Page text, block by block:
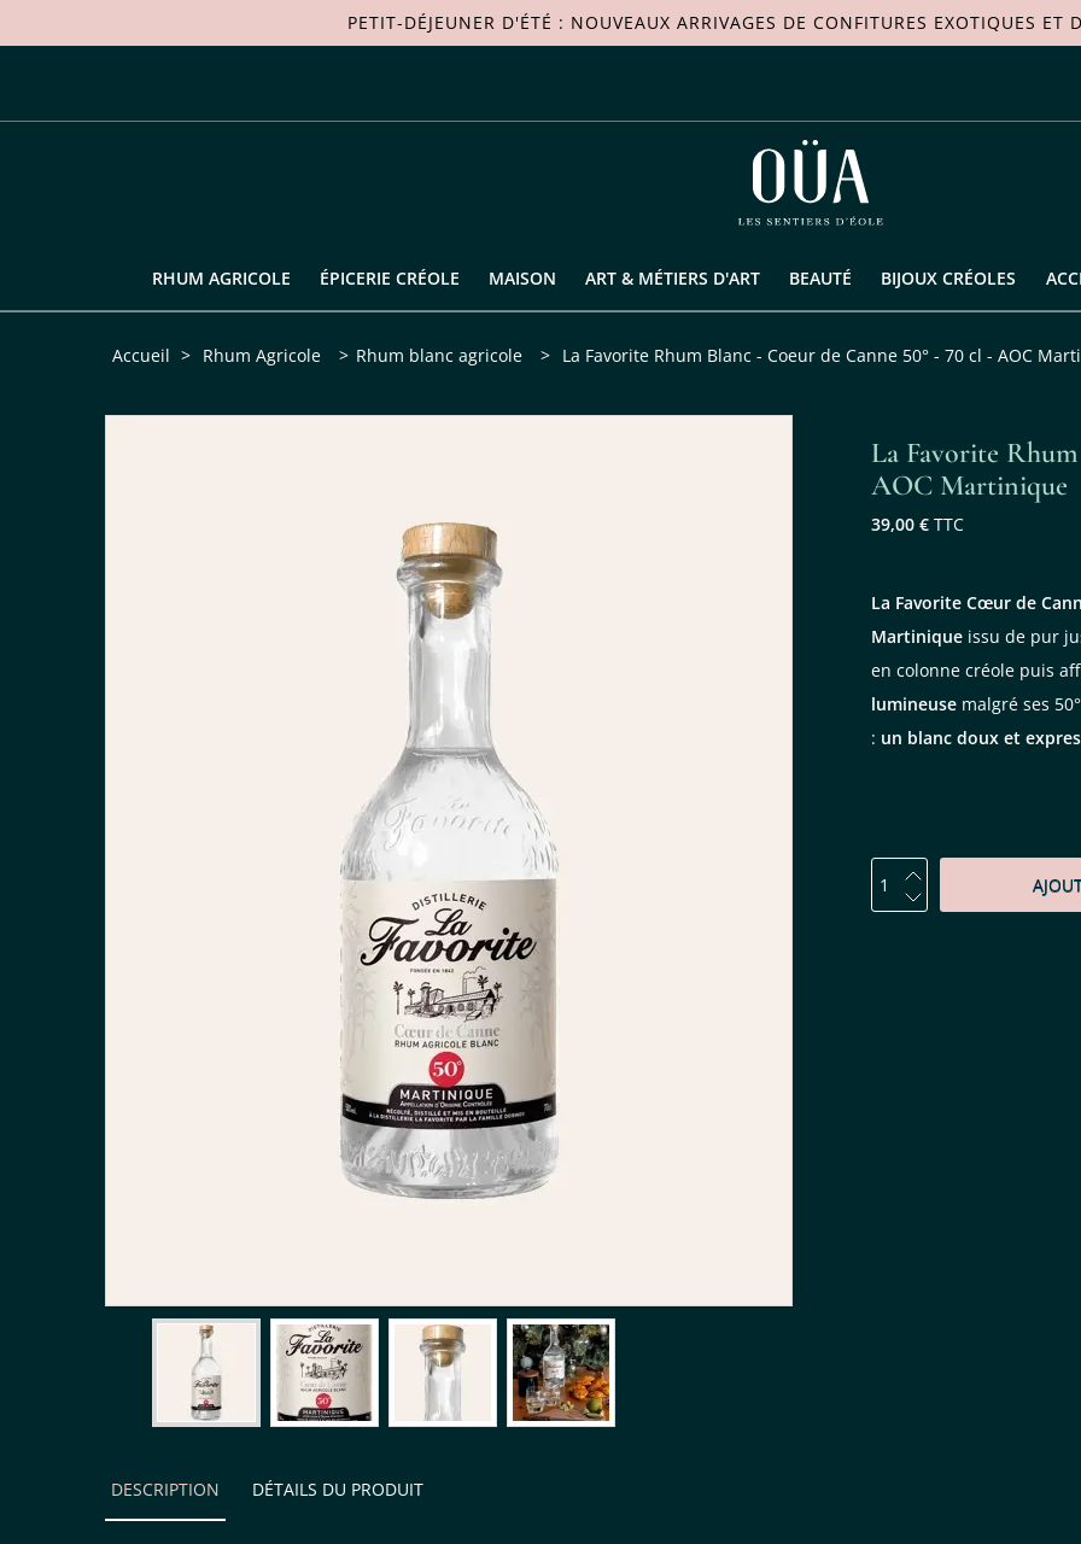
PETIT-DÉJEUNER D'ÉTÉ : NOUVEAUX ARRIVAGES DE CONFITURES EXOTIQUES ET
RHUM AGRICOLE ÉPICERIE CRÉOLE MAISON ART & MÉTIERS D'ART BEAUTÉ BIJOUX CRÉOLES
Accueil > Rhum Agricole > Rhum blanc agricole > La Favorite Rhum Blanc - Coeur de Canne 50° - 70 cl - AOC
La Favorite
AOC Martinique
39,00 € TTC
La Favorite Cœur de
Martinique issu de pur
en colonne créole puis
lumineuse malgré ses
: un blanc doux et
DESCRIPTION DÉTAILS DU PRODUIT